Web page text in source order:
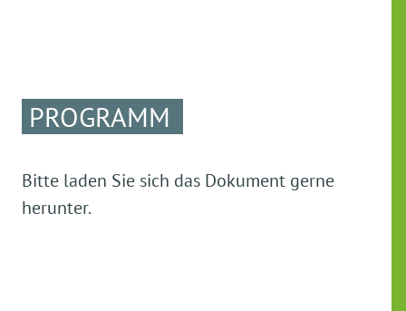
PROGRAMM
Bitte laden Sie sich das Dokument gerne
herunter.